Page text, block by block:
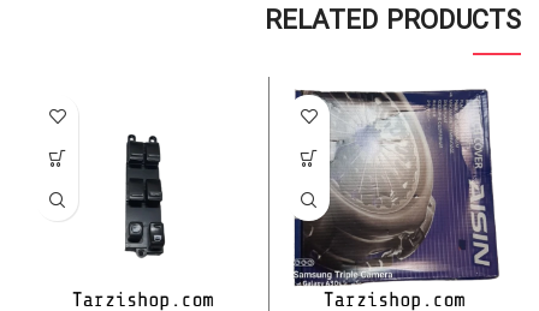
RELATED PRODUCTS